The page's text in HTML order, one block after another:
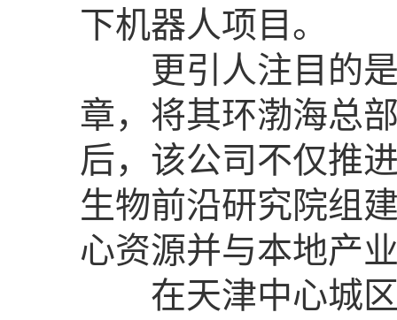
下机器人项目。
更引人注目的是
章，将其环渤海总
后，该公司不仅推
生物前沿研究院组
心资源并与本地产
在天津中心城区